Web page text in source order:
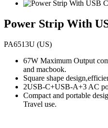
Power Strip With
PA6513U (US)
67W Maximum Output
and macbook.
Square shape
2USB-C+USB-A+3 AC
Compact and portable
Travel use.